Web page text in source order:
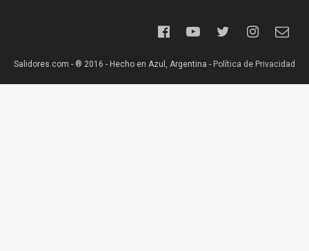
Salidores.com - ® 2016 - Hecho en Azul, Argentina - Política de Privacidad